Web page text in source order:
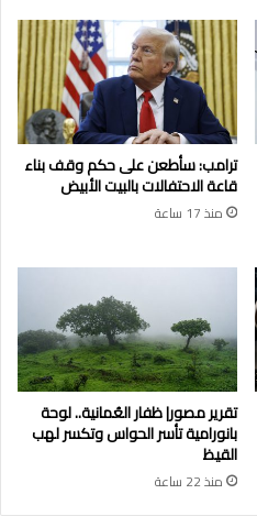
ترامب: سأطعن على حكم وقف بناء
قاعة الاحتفالات بالبيت الأبيض
منذ 17 ساعة
تقرير مصور| ظفار العُمانية.. لوحة
بانورامية تأسر الحواس وتكسر لهب
القيظ
منذ 22 ساعة